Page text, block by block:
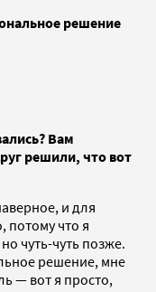
решение
Вам
решили, что вот
и для
потому что я
чуть-чуть позже.
решение, мне
— вот я просто,